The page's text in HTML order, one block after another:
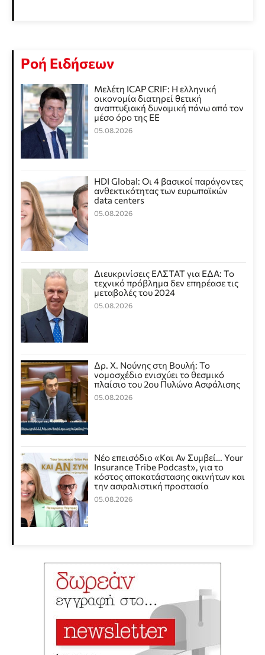
Ροή Ειδήσεων
Μελέτη ICAP CRIF: Η ελληνική
οικονομία διατηρεί θετική
αναπτυξιακή δυναμική πάνω από τον
μέσο όρο της ΕΕ
05.08.2026
HDI Global: Οι 4 βασικοί παράγοντες
ανθεκτικότητας των ευρωπαϊκών
data centers
05.08.2026
Διευκρινίσεις ΕΛΣΤΑΤ για ΕΔΑ: Το
τεχνικό πρόβλημα δεν επηρέασε τις
μεταβολές του 2024
05.08.2026
Δρ. Χ. Νούνης στη Βουλή: Το
νομοσχέδιο ενισχύει το θεσμικό
πλαίσιο του 2ου Πυλώνα Ασφάλισης
05.08.2026
Νέο επεισόδιο «Και Αν Συμβεί… Your
Insurance Tribe Podcast», για το
κόστος αποκατάστασης ακινήτων και
την ασφαλιστική προστασία
05.08.2026